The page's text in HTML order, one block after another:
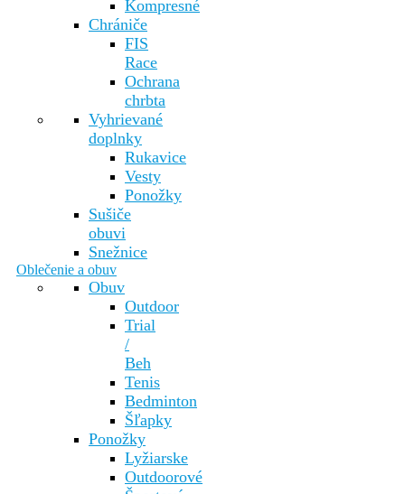
Kompresné
Chrániče
FIS
Race
Ochrana
chrbta
Vyhrievané
doplnky
Rukavice
Vesty
Ponožky
Sušiče
obuvi
Snežnice
Oblečenie a obuv
Obuv
Outdoor
Trial
/
Beh
Tenis
Bedminton
Šľapky
Ponožky
Lyžiarske
Outdoorové